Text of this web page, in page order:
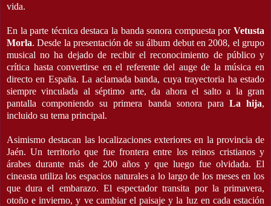
vida.
En la parte técnica destaca la banda sonora compuesta por Vetusta
Morla.Desde la presentación de su álbum debut en 2008, el grupo
musical no ha dejado de recibir el reconocimiento de público y
crítica hasta convertirse en el referente del auge de la música en
directo en España. La aclamada banda, cuya trayectoria ha estado
siempre vinculada al séptimo arte, da ahora el salto a la gran
pantalla componiendo su primera banda sonora para La hija,
incluido su tema principal.
Asimismo destacan las localizaciones exteriores en la provincia de
Jaén. Un territorio que fue frontera entre los reinos cristianos y
árabes durante más de 200 años y que luego fue olvidada. El
cineasta utiliza los espacios naturales a lo largo de los meses en los
que dura el embarazo. El espectador transita por la primavera,
otoño e invierno, y ve cambiar el paisaje y la luz en cada estación